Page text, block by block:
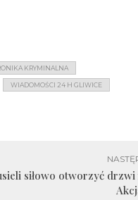
KRYMINALNA
WIADOMOŚCI 24 H GLIWICE
siłowo otworzyć drzwi